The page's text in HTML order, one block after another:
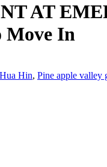
AT
Move In
Hin, Pine apple valley